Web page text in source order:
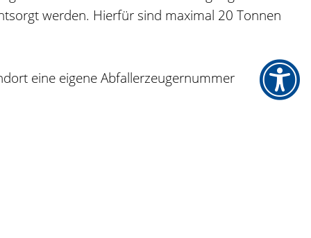
werden. Hierfür sind maximal 20 Tonnen
eine eigene Abfallerzeugernummer